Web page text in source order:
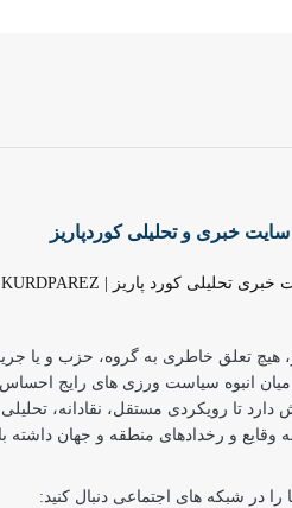
سایت خبری و تحلیلی کوردپاریز
هیچ تعلق خاطری به گروه، حزب و یا
انبوه سیاست ورزی های رایج
دارد تا رویکردی مستقل، نقادانه،
وقایع و رخدادهای منطقه و جهان داشته
را در شبکه های اجتماعی دنبال کنید: